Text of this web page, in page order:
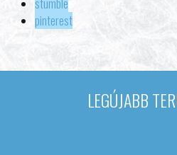
stumble
pinterest
LEGÚJABB